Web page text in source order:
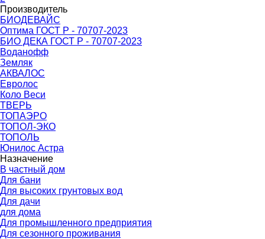
Производитель
БИОДЕВАЙС
Оптима ГОСТ Р - 70707-2023
БИО ДЕКА ГОСТ Р - 70707-2023
Воданофф
Земляк
АКВАЛОС
Евролос
Коло Веси
ТВЕРЬ
ТОПАЭРО
ТОПОЛ-ЭКО
ТОПОЛЬ
Юнилос Астра
Назначение
В частный дом
Для бани
Для высоких грунтовых вод
Для дачи
для дома
Для промышленного предприятия
Для сезонного проживания